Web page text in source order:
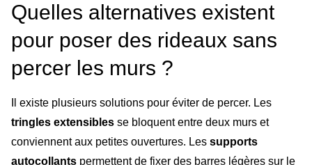
Quelles alternatives existent
pour poser des rideaux sans
percer les murs ?
Il existe plusieurs solutions pour éviter de percer. Les
tringles extensibles se bloquent entre deux murs et
conviennent aux petites ouvertures. Les supports
autocollants permettent de fixer des barres légères sur le